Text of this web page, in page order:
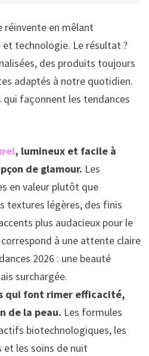
réinvente en mêlant
technologie. Le résultat ?
des produits toujours
adaptés à notre quotidien.
façonnent les tendances
, lumineux et facile à
de glamour. Les
en valeur plutôt que
textures légères, des finis
plus audacieux pour le
à une attente claire
2026 : une beauté
surchargée.
qui font rimer efficacité,
de la peau. Les formules
biotechnologiques, les
les soins de nuit